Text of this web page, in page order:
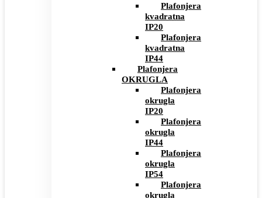
Plafonjera
kvadratna
IP20
Plafonjera
kvadratna
IP44
Plafonjera
OKRUGLA
Plafonjera
okrugla
IP20
Plafonjera
okrugla
IP44
Plafonjera
okrugla
IP54
Plafonjera
okrugla